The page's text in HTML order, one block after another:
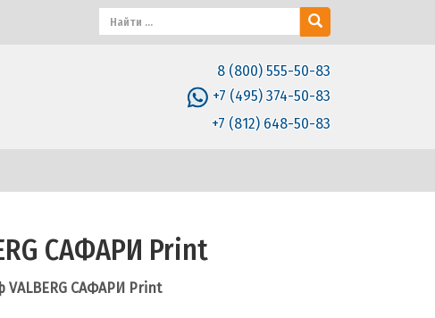
8 (800) 555-50-83
+7 (495) 374-50-83
+7 (812) 648-50-83
САФАРИ Print
САФАРИ Print